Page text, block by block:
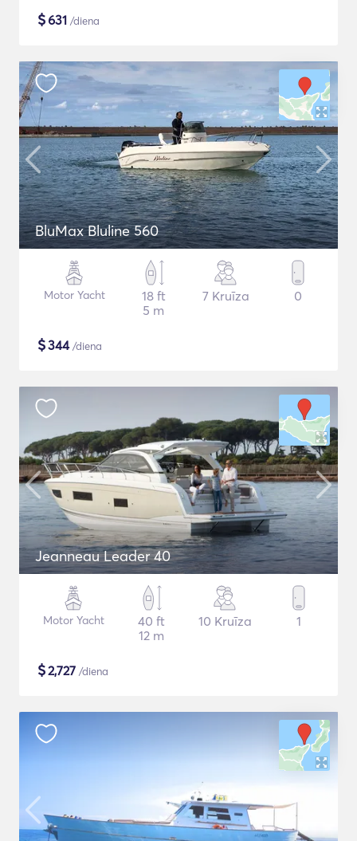
$631 /diena
BluMax Bluline 560
Motor Yacht
18 ft
5 m
7 Kruīza 0
$344/diena
Jeanneau Leader 40
Motor Yacht
40 ft
12 m
10 Kruīza 1
$2,727 /diena